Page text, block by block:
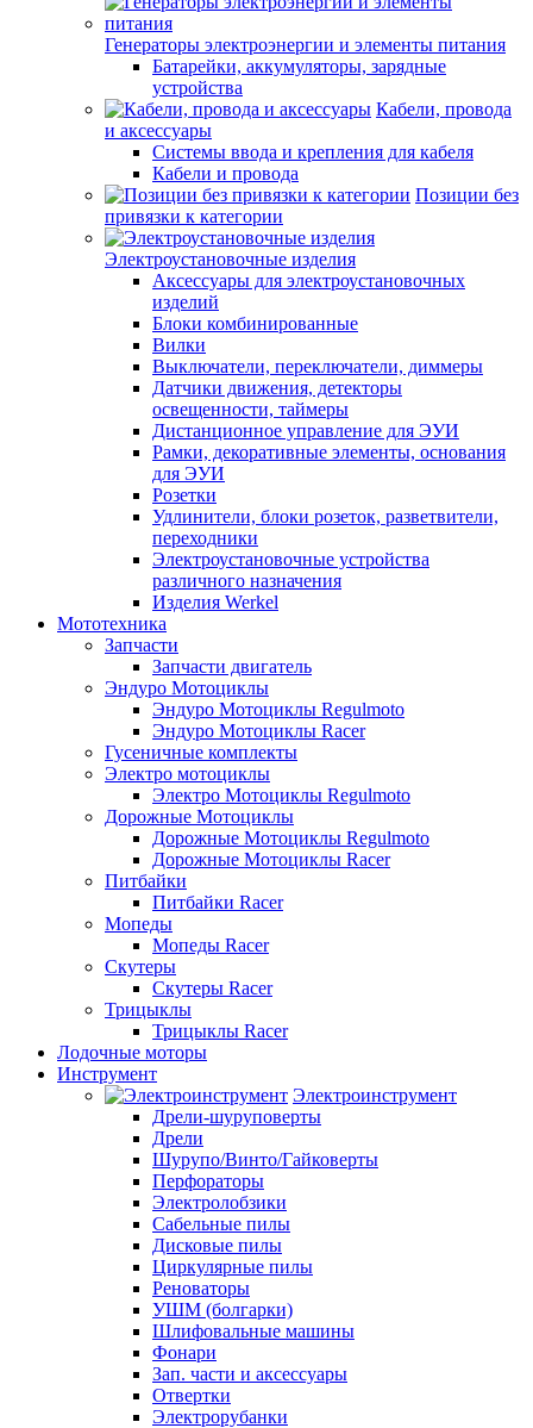
Генераторы электроэнергии и элементы питания
Батарейки, аккумуляторы, зарядные
устройства
Кабели, провода
и аксессуары
Системы ввода и крепления для кабеля
Кабели и провода
Позиции без
привязки к категории
Электроустановочные изделия
Аксессуары для электроустановочных
изделий
Блоки комбинированные
Вилки
Выключатели, переключатели, диммеры
Датчики движения, детекторы
освещенности, таймеры
Дистанционное управление для ЭУИ
Рамки, декоративные элементы, основания
для ЭУИ
Розетки
Удлинители, блоки розеток, разветвители,
переходники
Электроустановочные устройства
различного назначения
Изделия Werkel
Мототехника
Запчасти
Запчасти двигатель
Эндуро Мотоциклы
Эндуро Мотоциклы Regulmoto
Эндуро Мотоциклы Racer
Гусеничные комплекты
Электро мотоциклы
Электро Мотоциклы Regulmoto
Дорожные Мотоциклы
Дорожные Мотоциклы Regulmoto
Дорожные Мотоциклы Racer
Питбайки
Питбайки Racer
Мопеды
Мопеды Racer
Скутеры
Скутеры Racer
Трицыклы
Трицыклы Racer
Лодочные моторы
Инструмент
Электроинструмент
Дрели-шуруповерты
Дрели
Шурупо/Винто/Гайковерты
Перфораторы
Электролобзики
Сабельные пилы
Дисковые пилы
Циркулярные пилы
Реноваторы
УШМ (болгарки)
Шлифовальные машины
Фонари
Зап. части и аксессуары
Отвертки
Электрорубанки